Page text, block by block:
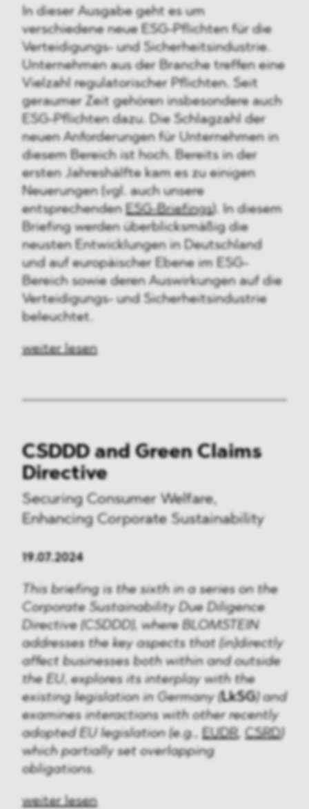
In dieser Ausgabe geht es um
verschiedene neue ESG-Pflichten für die
Verteidigungs- und Sicherheitsindustrie.
Unternehmen aus der Branche treffen eine
Vielzahl regulatorischer Pflichten. Seit
geraumer Zeit gehören insbesondere auch
ESG-Pflichten dazu. Die Schlagzahl der
neuen Anforderungen für Unternehmen in
diesem Bereich ist hoch. Bereits in der
ersten Jahreshälfte kam es zu einigen
Neuerungen (vgl. auch unsere
entsprechenden ESG-Briefings). In diesem
Briefing werden überblicksmäßig die
neusten Entwicklungen in Deutschland
und auf europäischer Ebene im ESG-
Bereich sowie deren Auswirkungen auf die
Verteidigungs- und Sicherheitsindustrie
beleuchtet.
weiter lesen
CSDDD and Green Claims
Directive
Securing Consumer Welfare,
Enhancing Corporate Sustainability
19.07.2024
This briefing is the sixth in a series on the
Corporate Sustainability Due Diligence
Directive (CSDDD), where BLOMSTEIN
addresses the key aspects that (in)directly
affect businesses both within and outside
the EU, explores its interplay with the
existing legislation in Germany (LkSG) and
examines interactions with other recently
adopted EU legislation (e.g., EUDR, CSRD)
which partially set overlapping
obligations.
weiter lesen